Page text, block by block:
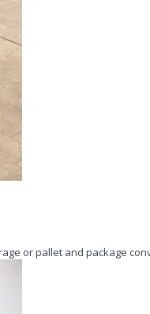
or pallet and package